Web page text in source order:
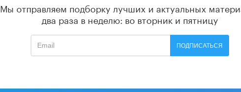
Мы отправляем подборку лучших и актуальных
два раза в неделю: во вторник и пятницу
ПОДПИСАТЬСЯ